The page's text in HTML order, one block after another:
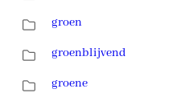
groen
groenblijvend
groene